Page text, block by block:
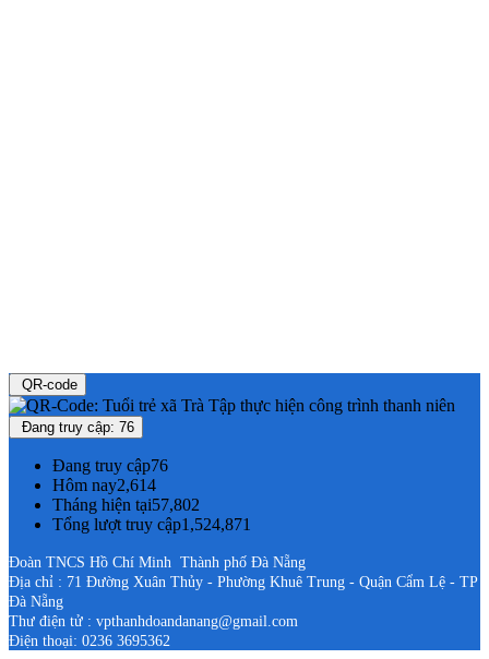
QR-code
Đang truy cập: 76
Đang truy cập76
Hôm nay2,614
Tháng hiện tại57,802
Tổng lượt truy cập1,524,871
Đoàn TNCS Hồ Chí Minh Thành phố Đà Nẵng
Địa chỉ : 71 Đường Xuân Thủy - Phường Khuê Trung - Quận Cẩm Lệ - TP
Đà Nẵng
Thư điện tử : vpthanhdoandanang@gmail.com
Điện thoại: 0236 3695362